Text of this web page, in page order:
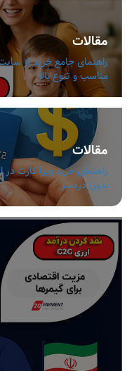
مقالات
مناسب و تنوع بالا
مقالات
بدون دردسر